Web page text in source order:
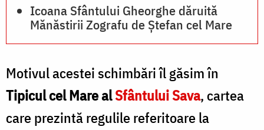
Icoana Sfântului Gheorghe dăruită
Mănăstirii Zografu de Ștefan cel Mare
Motivul acestei schimbări îl găsim în
Tipicul cel Mare alSfântului Sava, cartea
care prezintă regulile referitoare la